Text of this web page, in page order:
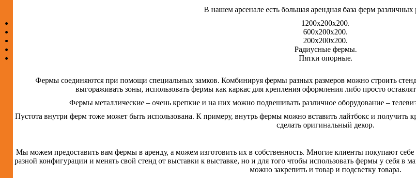
В нашем арсенале есть большая арендная база ферм различных
1200х200х200.
600х200х200.
200х200х200.
Радиусные фермы.
Пятки опорные.
Фермы соединяются при помощи специальных замков. Комбинируя фермы разных размеров можно строить
выгораживать зоны, использовать фермы как каркас для крепления оформления либо просто
Фермы металлические – очень крепкие и на них можно подвешивать различное оборудование –
Пустота внутри ферм тоже может быть использована. К примеру, внутрь фермы можно вставить лайтбокс и
сделать оригинальный декор.
Мы можем предоставить вам фермы в аренду, а можем изготовить их в собственность. Многие клиенты покупают
разной конфигурации и менять свой стенд от выставки к выставке, но и для того чтобы использовать фермы у себя в
можно закрепить и товар и подсветку товара.